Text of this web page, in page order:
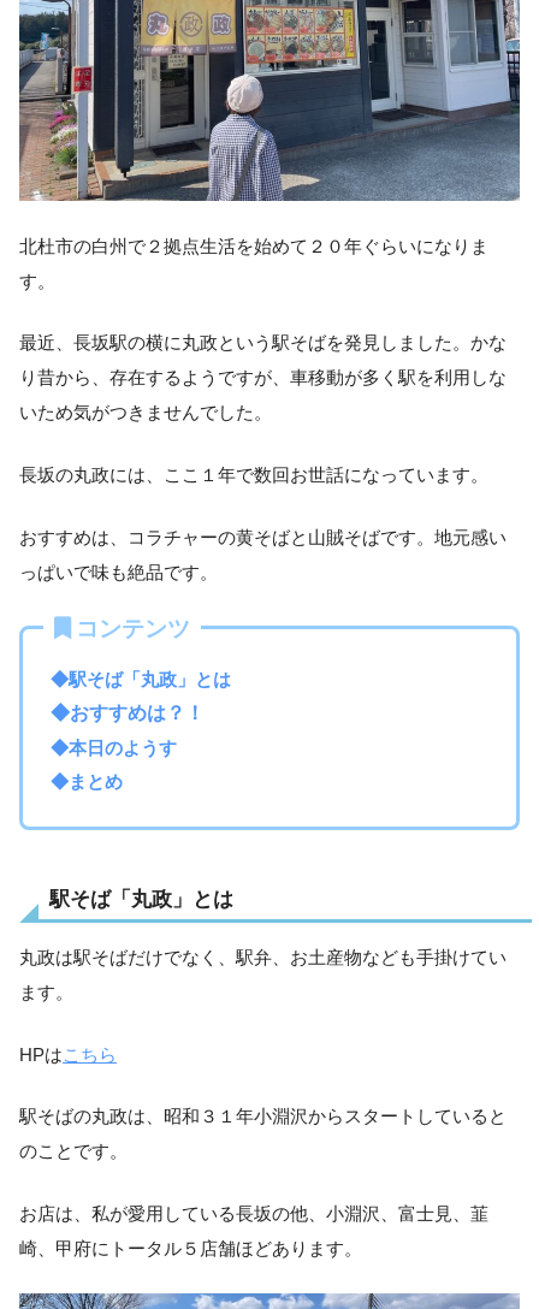
北杜市の白州で２拠点生活を始めて２０年ぐらいになりま
す。
最近、長坂駅の横に丸政という駅そばを発見しました。かな
り昔から、存在するようですが、車移動が多く駅を利用しな
いため気がつきませんでした。
長坂の丸政には、ここ１年で数回お世話になっています。
おすすめは、コラチャーの黄そばと山賊そばです。地元感い
っぱいで味も絶品です。
コンテンツ
◆駅そば「丸政」とは
◆おすすめは？！
◆本日のようす
◆まとめ
駅そば「丸政」とは
丸政は駅そばだけでなく、駅弁、お土産物なども手掛けてい
ます。
HPはこちら
駅そばの丸政は、昭和３１年小淵沢からスタートしていると
のことです。
お店は、私が愛用している長坂の他、小淵沢、富士見、韮
崎、甲府にトータル５店舗ほどあります。